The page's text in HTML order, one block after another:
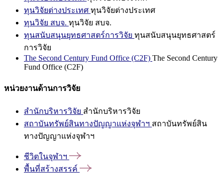
ทุนวิจัยต่างประเทศ ทุนวิจัยต่างประเทศ
ทุนวิจัย สบจ. ทุนวิจัย สบจ.
ทุนสนับสนุนยุทธศาสตร์การวิจัย ทุนสนับสนุนยุทธศาสตร์
การวิจัย
The Second Century Fund Office (C2F) The Second Century
Fund Office (C2F)
หน่วยงานด้านการวิจัย
สำนักบริหารวิจัย สำนักบริหารวิจัย
สถาบันทรัพย์สินทางปัญญาแห่งจุฬาฯ สถาบันทรัพย์สิน
ทางปัญญาแห่งจุฬาฯ
ชีวิตในจุฬาฯ
พื้นที่สร้างสรรค์